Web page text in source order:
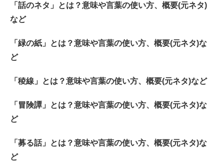
「話のネタ」とは？意味や言葉の使い方、概要(元ネタ)
など
「緑の紙」とは？意味や言葉の使い方、概要(元ネタ)な
ど
「稜線」とは？意味や言葉の使い方、概要(元ネタ)など
「冒険譚」とは？意味や言葉の使い方、概要(元ネタ)な
ど
「募る話」とは？意味や言葉の使い方、概要(元ネタ)な
ど